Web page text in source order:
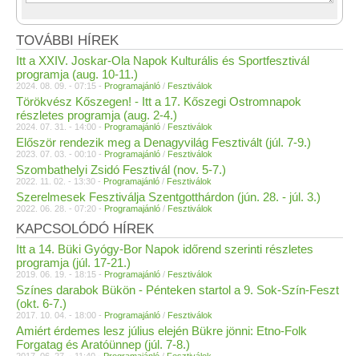
TOVÁBBI HÍREK
Itt a XXIV. Joskar-Ola Napok Kulturális és Sportfesztivál
programja (aug. 10-11.)
2024. 08. 09. - 07:15 - Programajánló / Fesztiválok
Törökvész Kőszegen! - Itt a 17. Kőszegi Ostromnapok
részletes programja (aug. 2-4.)
2024. 07. 31. - 14:00 - Programajánló / Fesztiválok
Először rendezik meg a Denagyvilág Fesztivált (júl. 7-9.)
2023. 07. 03. - 00:10 - Programajánló / Fesztiválok
Szombathelyi Zsidó Fesztivál (nov. 5-7.)
2022. 11. 02. - 13:30 - Programajánló / Fesztiválok
Szerelmesek Fesztiválja Szentgotthárdon (jún. 28. - júl. 3.)
2022. 06. 28. - 07:20 - Programajánló / Fesztiválok
KAPCSOLÓDÓ HÍREK
Itt a 14. Büki Gyógy-Bor Napok időrend szerinti részletes
programja (júl. 17-21.)
2019. 06. 19. - 18:15 - Programajánló / Fesztiválok
Színes darabok Bükön - Pénteken startol a 9. Sok-Szín-Feszt
(okt. 6-7.)
2017. 10. 04. - 18:00 - Programajánló / Fesztiválok
Amiért érdemes lesz július elején Bükre jönni: Etno-Folk
Forgatag és Aratóünnep (júl. 7-8.)